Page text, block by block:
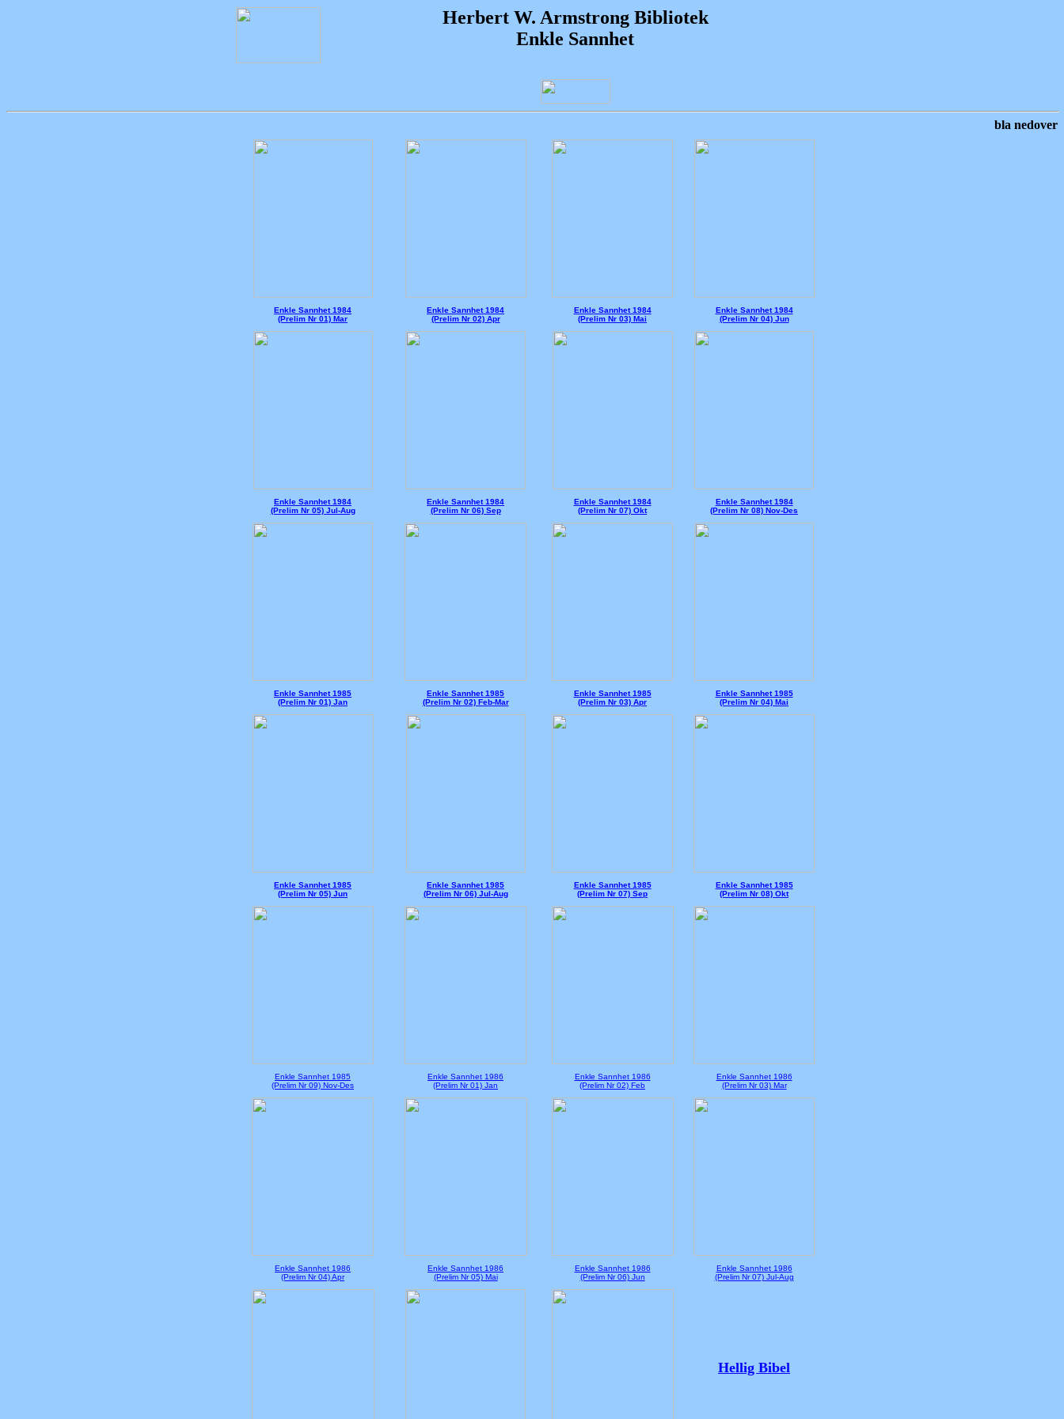
Herbert W. Armstrong Bibliotek
Enkle Sannhet
bla nedover
Enkle Sannhet 1984
(Prelim Nr 01) Mar
Enkle Sannhet 1984
(Prelim Nr 02) Apr
Enkle Sannhet 1984
(Prelim Nr 03) Mai
Enkle Sannhet 1984
(Prelim Nr 04) Jun
Enkle Sannhet 1984
(Prelim Nr 05) Jul-Aug
Enkle Sannhet 1984
(Prelim Nr 06) Sep
Enkle Sannhet 1984
(Prelim Nr 07) Okt
Enkle Sannhet 1984
(Prelim Nr 08) Nov-Des
Enkle Sannhet 1985
(Prelim Nr 01) Jan
Enkle Sannhet 1985
(Prelim Nr 02) Feb-Mar
Enkle Sannhet 1985
(Prelim Nr 03) Apr
Enkle Sannhet 1985
(Prelim Nr 04) Mai
Enkle Sannhet 1985
(Prelim Nr 05) Jun
Enkle Sannhet 1985
(Prelim Nr 06) Jul-Aug
Enkle Sannhet 1985
(Prelim Nr 07) Sep
Enkle Sannhet 1985
(Prelim Nr 08) Okt
Enkle Sannhet 1985
(Prelim Nr 09) Nov-Des
Enkle Sannhet 1986
(Prelim Nr 01) Jan
Enkle Sannhet 1986
(Prelim Nr 02) Feb
Enkle Sannhet 1986
(Prelim Nr 03) Mar
Enkle Sannhet 1986
(Prelim Nr 04) Apr
Enkle Sannhet 1986
(Prelim Nr 05) Mai
Enkle Sannhet 1986
(Prelim Nr 06) Jun
Enkle Sannhet 1986
(Prelim Nr 07) Jul-Aug
Hellig Bibel